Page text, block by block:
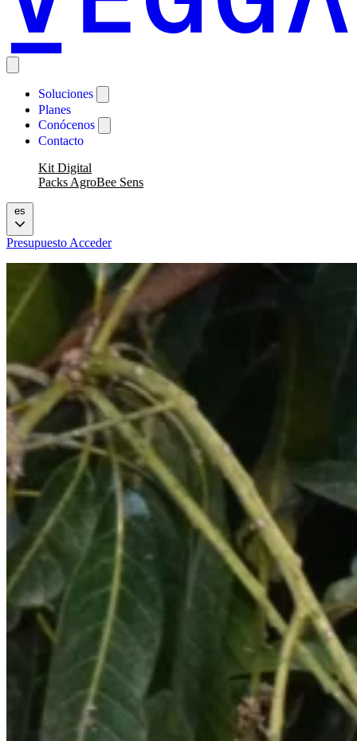
Soluciones
Planes
Conócenos
Contacto
Kit Digital
Packs AgroBee Sens
es
Presupuesto Acceder